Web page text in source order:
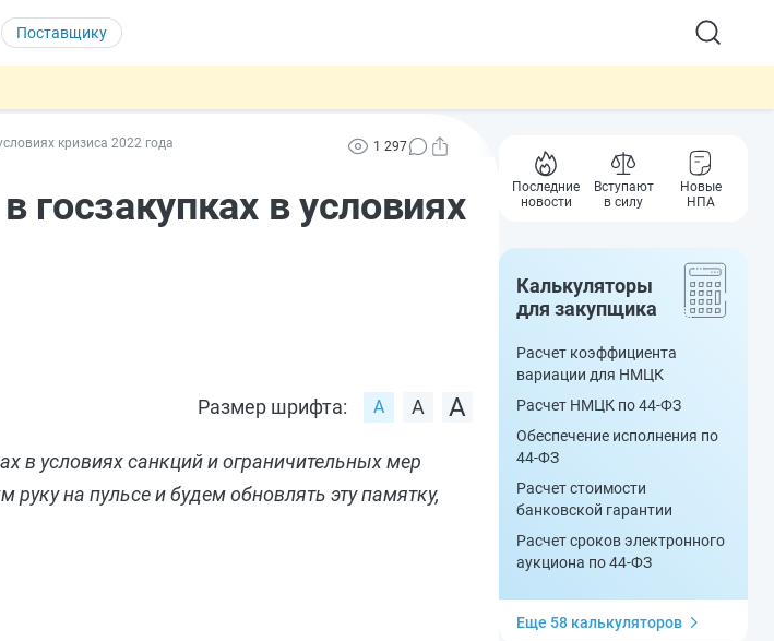
Поставщику
кризиса 2022 года 1 297
в условиях
Размер шрифта:
в условиях санкций и ограничительных мер
на пульсе и будем обновлять эту памятку,
Последние
новости
Вступают
в силу
Новые
НПА
Калькуляторы
для закупщика
Расчет коэффициента
вариации для НМЦК
Расчет НМЦК по 44-ФЗ
Обеспечение исполнения по
44-ФЗ
Расчет стоимости
банковской гарантии
Расчет сроков электронного
аукциона по 44-ФЗ
Еще 58 калькуляторов